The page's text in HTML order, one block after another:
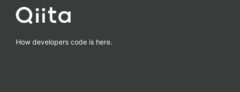
How developers code is here.